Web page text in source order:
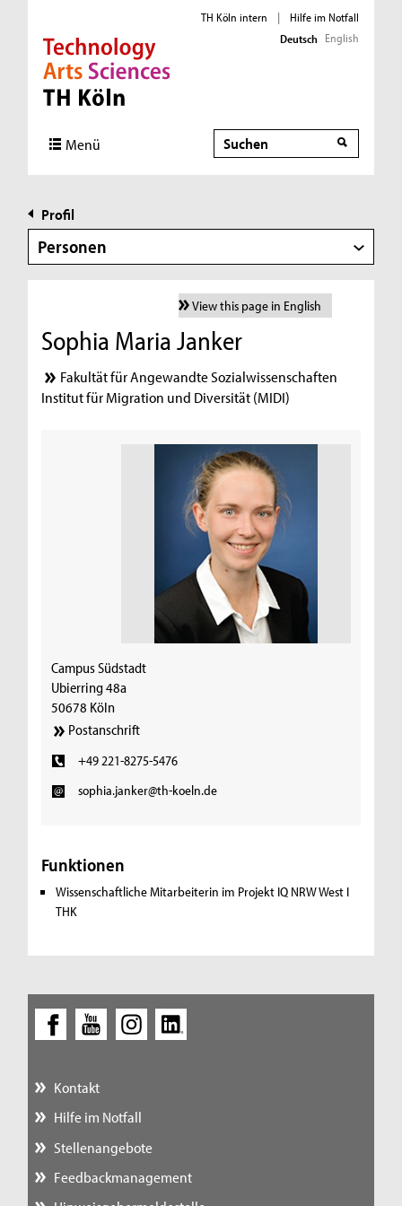
Direkt zur Hauptnavigation
Direkt zur Subnavigation
Direkt zum Inhalt
Direkt zum Fußbereich
TH Köln intern |
Hilfe im Notfall
Deutsch English
Menü Suche
Profil
Personen
View this page in English
Sophia Maria Janker
Fakultät für Angewandte Sozialwissenschaften
Institut für Migration und Diversität (MIDI)
Campus Südstadt
Ubierring 48a
50678 Köln
Postanschrift
+49 221-8275-5476
sophia.janker@th-koeln.de
Funktionen
Wissenschaftliche Mitarbeiterin im Projekt IQ NRW West I
THK
Kontakt
Hilfe im Notfall
Stellenangebote
Feedbackmanagement